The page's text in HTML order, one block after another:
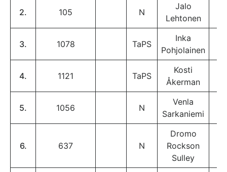
2. 105 N
Jalo
Lehtonen
3. 1078 TaPS
Inka
Pohjolainen
4. 1121 TaPS
Kosti
Åkerman
5. 1056 N
Venla
Sarkaniemi
6. 637 N
Dromo
Rockson
Sulley